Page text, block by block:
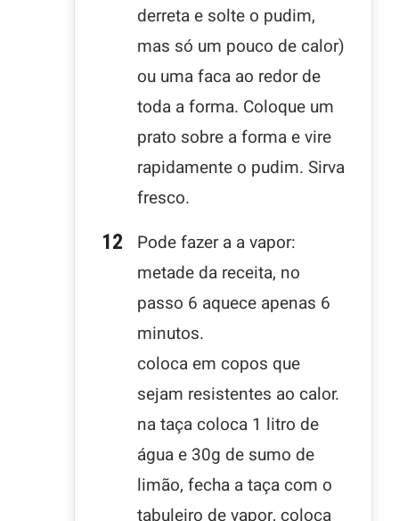
derreta e solte o pudim,
mas só um pouco de calor)
ou uma faca ao redor de
toda a forma. Coloque um
prato sobre a forma e vire
rapidamente o pudim. Sirva
fresco.
Pode fazer a a vapor:
metade da receita, no
passo 6 aquece apenas 6
minutos.
coloca em copos que
sejam resistentes ao calor.
na taça coloca 1 litro de
água e 30g de sumo de
limão, fecha a taça com o
tabuleiro de vapor, coloca